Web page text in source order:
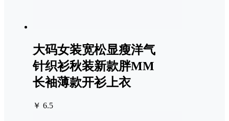
大码女装宽松显瘦洋气
针织衫秋装新款胖MM
长袖薄款开衫上衣
￥ 6.5